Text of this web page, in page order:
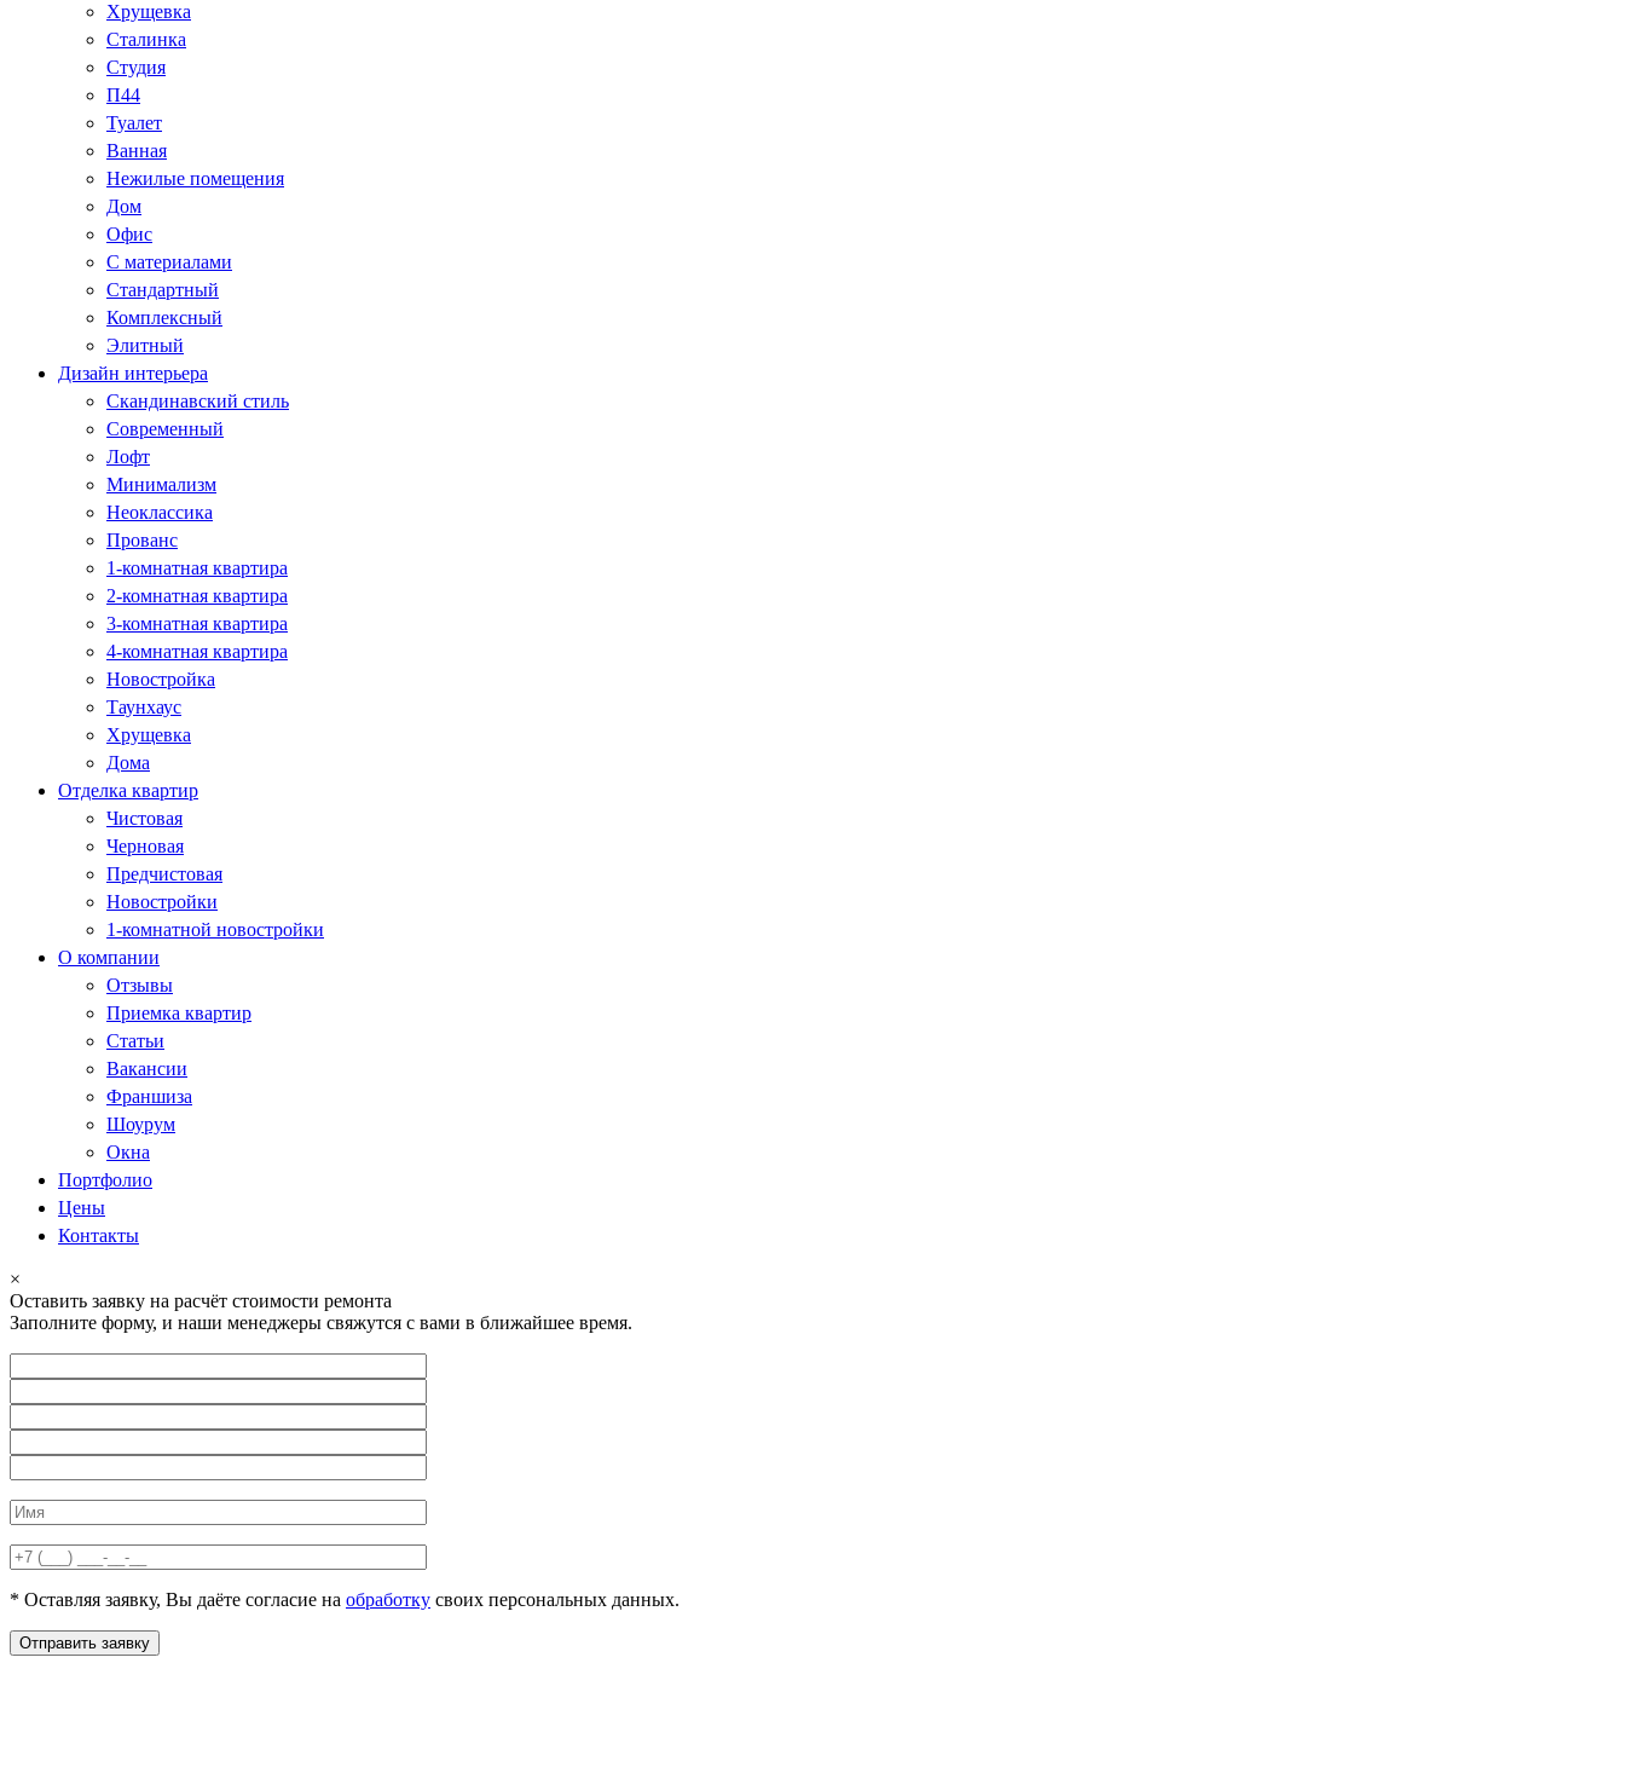
Хрущевка
Сталинка
Студия
П44
Туалет
Ванная
Нежилые помещения
Дом
Офис
С материалами
Стандартный
Комплексный
Элитный
Дизайн интерьера
Скандинавский стиль
Современный
Лофт
Минимализм
Неоклассика
Прованс
1-комнатная квартира
2-комнатная квартира
3-комнатная квартира
4-комнатная квартира
Новостройка
Таунхаус
Хрущевка
Дома
Отделка квартир
Чистовая
Черновая
Предчистовая
Новостройки
1-комнатной новостройки
О компании
Отзывы
Приемка квартир
Статьи
Вакансии
Франшиза
Шоурум
Окна
Портфолио
Цены
Контакты
×
Оставить заявку на расчёт стоимости ремонта
Заполните форму, и наши менеджеры свяжутся с вами в ближайшее время.
* Оставляя заявку, Вы даёте согласие на обработку своих персональных данных.
Отправить заявку